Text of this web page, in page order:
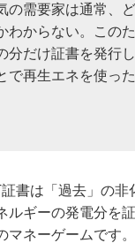
の需要家は通常、
わからない。この
分だけ証書を発行
で再生エネを使っ
書は「過去」の非
ルギーの発電分を
マネーゲームです